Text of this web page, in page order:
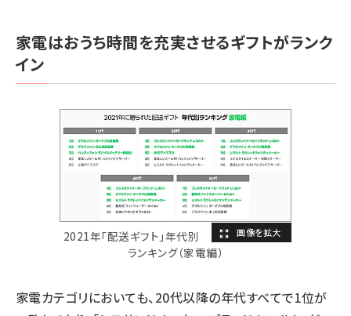
家電はおうち時間を充実させるギフトがランク
イン
2021年「配送ギフト」年代別
ランキング（家電編）
家電カテゴリにおいても、20代以降の年代すべてで1位が